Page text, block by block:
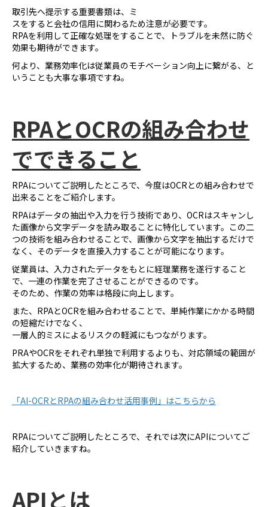
取引先へ提示する重要書類は、ミ
スをすると会社の信用に関わるため注意が必要です。
RPAを利用して正確な処理をすることで、トラブルを未然に防ぐ
効果も期待ができます。
何より、業務効率化は従業員のモチベーション向上に繋がる、と
いうことも大事な事項ですね。
RPAとOCRの組み合わせ
でできること
RPAについてご説明したところで、今度はOCRとの組み合わせで
出来ることをご紹介します。
RPAはデータの抽出や入力を行う技術であり、OCRはスキャンし
た画像から文字データを読み取ることに特化しています。この二
つの技術を組み合わせることで、画像から文字を抽出するだけで
なく、そのデータを直接入力することが可能になります。
従業員は、入力されたデータをもとに経理業務を遂行すること
で、一連の作業を完了させることができるのです。
そのため、作業の効率は格段に向上します。
また、RPAとOCRを組み合わせることで、単純作業にかかる時間
の短縮だけでなく、
一層人的ミスによるリスクの軽減にもつながります。
PRAやOCRをそれぞれ単独で利用するよりも、対応領域の範囲が
拡大するため、業務の効率化が期待されます。
「AI-OCRとRPAの組み合わせ活用事例」はこちらから
RPAについてご説明したところで、それでは次にAPIについてご
紹介していきますね。
APIとは